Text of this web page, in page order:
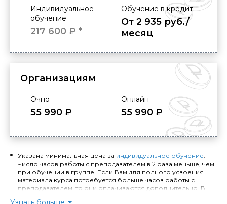
Индивидуальное
обучение
217 600 ₽ *
Обучение в кредит
От 2 935 руб./
месяц
Организациям
Очно
55 990 ₽
Онлайн
55 990 ₽
Указана минимальная цена за индивидуальное обучение.
Число часов работы с преподавателем в 2 раза меньше, чем
при обучении в группе. Если Вам для полного усвоения
материала курса потребуется больше часов работы с
преподавателем, то они оплачиваются дополнительно. В